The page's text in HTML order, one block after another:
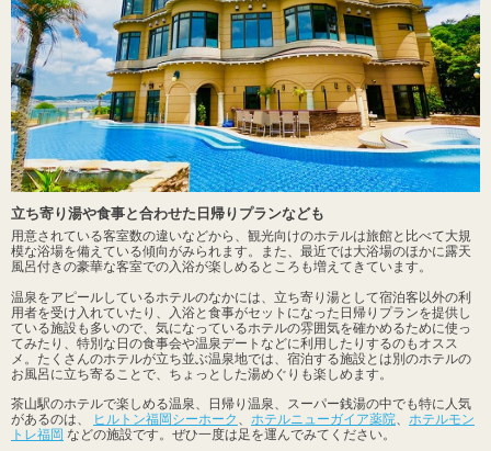
立ち寄り湯や食事と合わせた日帰りプランなども
用意されている客室数の違いなどから、観光向けのホテルは旅館と比べて大規
模な浴場を備えている傾向がみられます。また、最近では大浴場のほかに露天
風呂付きの豪華な客室での入浴が楽しめるところも増えてきています。
温泉をアピールしているホテルのなかには、立ち寄り湯として宿泊客以外の利
用者を受け入れていたり、入浴と食事がセットになった日帰りプランを提供し
ている施設も多いので、気になっているホテルの雰囲気を確かめるために使っ
てみたり、特別な日の食事会や温泉デートなどに利用したりするのもオスス
メ。たくさんのホテルが立ち並ぶ温泉地では、宿泊する施設とは別のホテルの
お風呂に立ち寄ることで、ちょっとした湯めぐりも楽しめます。
茶山駅のホテルで楽しめる温泉、日帰り温泉、スーパー銭湯の中でも特に人気
があるのは、
ヒルトン福岡シーホーク ホテルニューガイア薬院
ホテルモン
トレ福岡 などの施設です。ぜひ一度は足を運んでみてください。